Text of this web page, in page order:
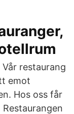
restaurang
emot
Hos oss får